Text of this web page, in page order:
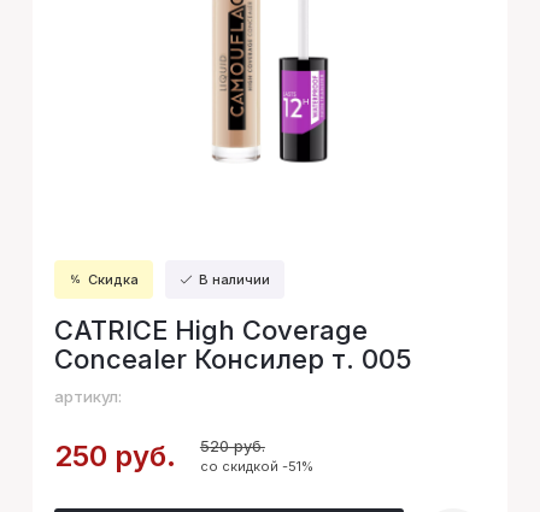
Скидка В наличии
CATRICE High Coverage
Concealer Консилер т. 005
артикул:
250 руб. 520 руб.
со скидкой -51%